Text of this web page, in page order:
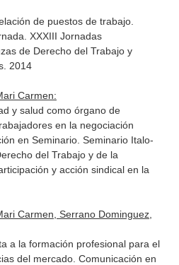
de puestos de trabajo.
XXXIII Jornadas
de Derecho del Trabajo y
2014
Carmen:
y salud como órgano de
en la negociación
en Seminario. Seminario Italo-
del Trabajo y de la
y acción sindical en la
Carmen, Serrano Dominguez,
a la formación profesional para el
del mercado. Comunicación en